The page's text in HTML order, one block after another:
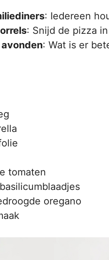
: Iedereen
: Snijd de pizza
: Wat is er
tomaten
oregano